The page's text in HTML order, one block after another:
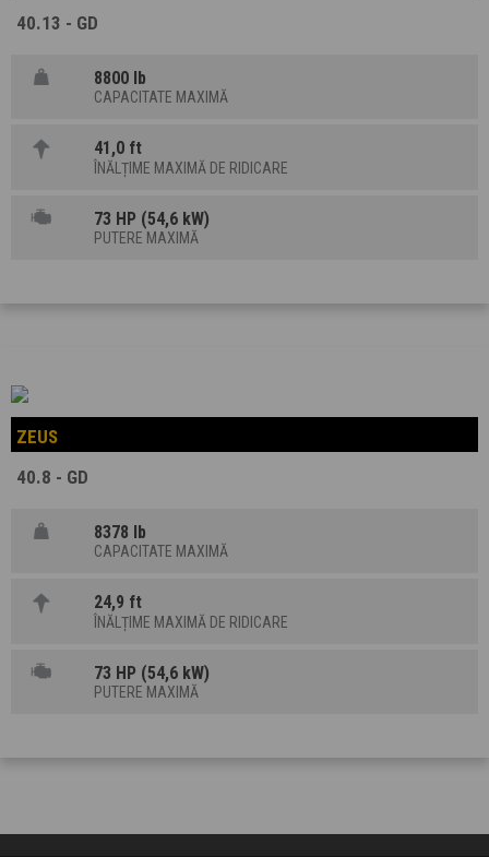
40.13 - GD
8800 lb
CAPACITATE MAXIMĂ
41,0 ft
ÎNĂLȚIME MAXIMĂ DE RIDICARE
73 HP (54,6 kW)
PUTERE MAXIMĂ
ZEUS
40.8 - GD
8378 lb
CAPACITATE MAXIMĂ
24,9 ft
ÎNĂLȚIME MAXIMĂ DE RIDICARE
73 HP (54,6 kW)
PUTERE MAXIMĂ